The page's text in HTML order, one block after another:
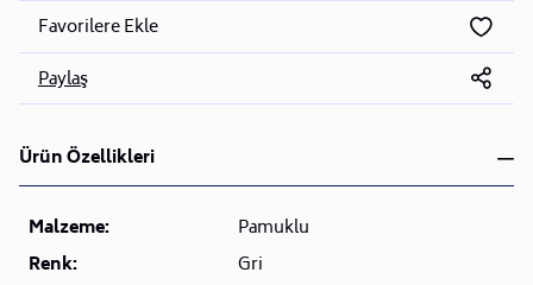
Favorilere Ekle
Paylaş
Ürün Özellikleri
Malzeme:
Pamuklu
Renk:
Gri